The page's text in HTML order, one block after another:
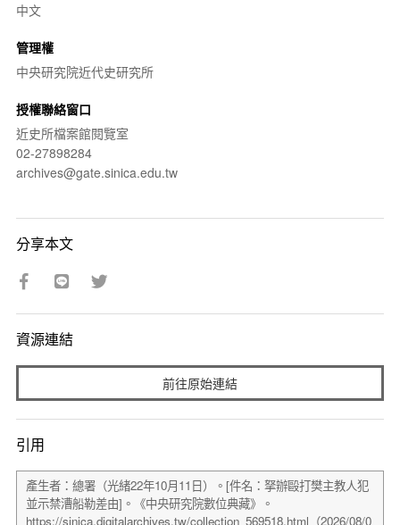
中文
管理權
中央研究院近代史研究所
授權聯絡窗口
近史所檔案館閱覽室
02-27898284
archives@gate.sinica.edu.tw
分享本文
資源連結
前往原始連結
引用